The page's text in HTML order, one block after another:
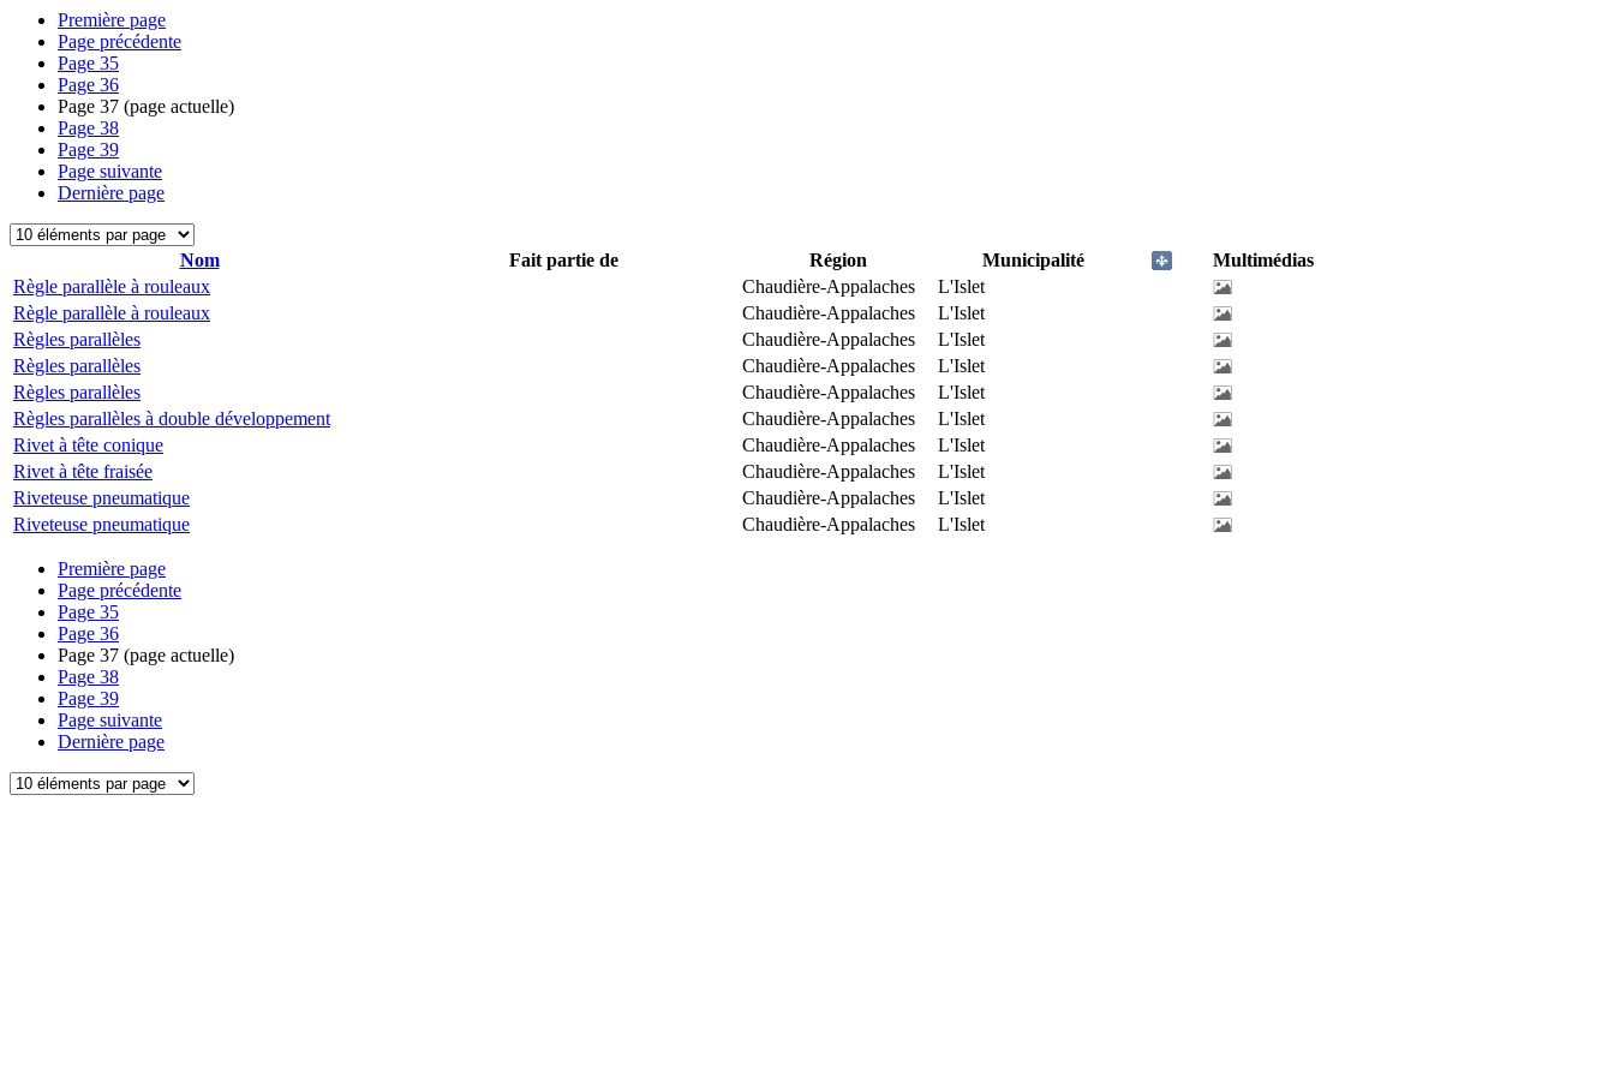
Première page
Page précédente
Page 35
Page 36
Page 37 (page actuelle)
Page 38
Page 39
Page suivante
Dernière page
Nom Fait partie de Région Municipalité
Multimédias
Règle parallèle à rouleaux
Chaudière-Appalaches
L'Islet
Règle parallèle à rouleaux
Chaudière-Appalaches
L'Islet
Règles parallèles
Chaudière-Appalaches
L'Islet
Règles parallèles
Chaudière-Appalaches
L'Islet
Règles parallèles
Chaudière-Appalaches
L'Islet
Règles parallèles à double développement
Chaudière-Appalaches
L'Islet
Rivet à tête conique
Chaudière-Appalaches
L'Islet
Rivet à tête fraisée
Chaudière-Appalaches
L'Islet
Riveteuse pneumatique
Chaudière-Appalaches
L'Islet
Riveteuse pneumatique
Chaudière-Appalaches L'Islet
Première page
Page précédente
Page 35
Page 36
Page 37 (page actuelle)
Page 38
Page 39
Page suivante
Dernière page